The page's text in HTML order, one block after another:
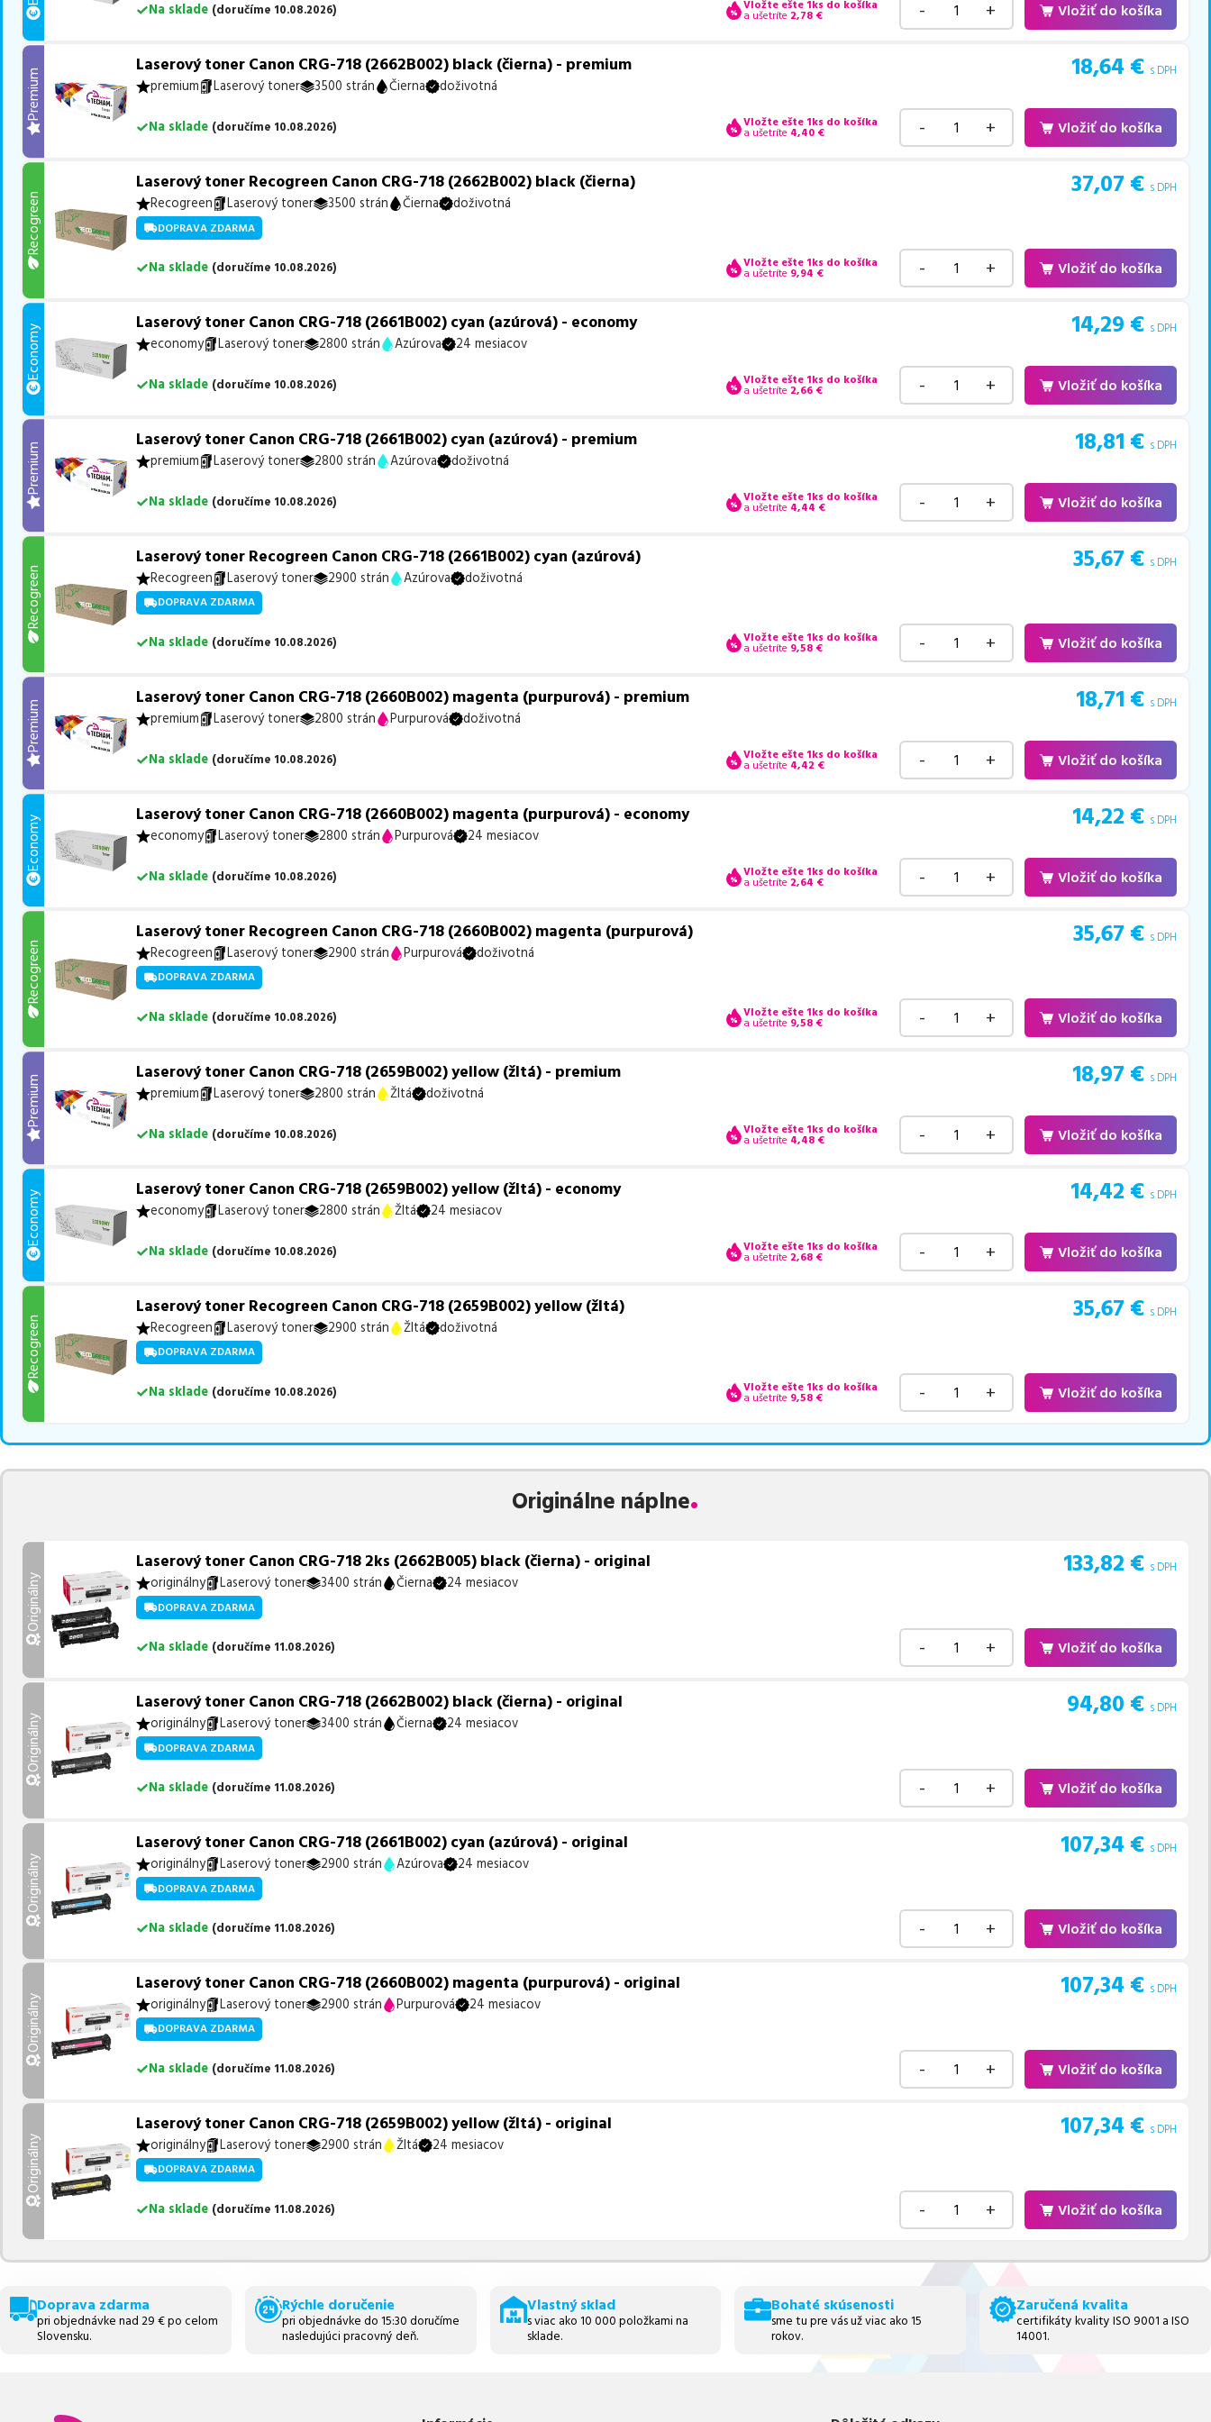
Na sklade (doručíme 10.08.2026) Vložte ešte 1ks do košíka
a ušetríte 2,78 € - + Vložiť do košíka
Premium
Laserový toner Canon CRG-718 (2662B002) black (čierna) - premium 18,64 € s DPH
premium Laserový toner 3500 strán Čierna doživotná
Na sklade (doručíme 10.08.2026) Vložte ešte 1ks do košíka
a ušetríte 4,40 € - + Vložiť do košíka
Recogreen
Laserový toner Recogreen Canon CRG-718 (2662B002) black (čierna) 37,07 € s DPH
Recogreen Laserový toner 3500 strán Čierna doživotná
DOPRAVA ZDARMA
Na sklade (doručíme 10.08.2026) Vložte ešte 1ks do košíka
a ušetríte 9,94 € - + Vložiť do košíka
Economy
Laserový toner Canon CRG-718 (2661B002) cyan (azúrová) - economy 14,29 € s DPH
economy Laserový toner 2800 strán Azúrova 24 mesiacov
Na sklade (doručíme 10.08.2026) Vložte ešte 1ks do košíka
a ušetríte 2,66 € - + Vložiť do košíka
Premium
Laserový toner Canon CRG-718 (2661B002) cyan (azúrová) - premium 18,81 € s DPH
premium Laserový toner 2800 strán Azúrova doživotná
Na sklade (doručíme 10.08.2026) Vložte ešte 1ks do košíka
a ušetríte 4,44 € - + Vložiť do košíka
Recogreen
Laserový toner Recogreen Canon CRG-718 (2661B002) cyan (azúrová) 35,67 € s DPH
Recogreen Laserový toner 2900 strán Azúrova doživotná
DOPRAVA ZDARMA
Na sklade (doručíme 10.08.2026) Vložte ešte 1ks do košíka
a ušetríte 9,58 € - + Vložiť do košíka
Premium
Laserový toner Canon CRG-718 (2660B002) magenta (purpurová) - premium 18,71 € s DPH
premium Laserový toner 2800 strán Purpurová doživotná
Na sklade (doručíme 10.08.2026) Vložte ešte 1ks do košíka
a ušetríte 4,42 € - + Vložiť do košíka
Economy
Laserový toner Canon CRG-718 (2660B002) magenta (purpurová) - economy 14,22 € s DPH
economy Laserový toner 2800 strán Purpurová 24 mesiacov
Na sklade (doručíme 10.08.2026) Vložte ešte 1ks do košíka
a ušetríte 2,64 € - + Vložiť do košíka
Recogreen
Laserový toner Recogreen Canon CRG-718 (2660B002) magenta (purpurová) 35,67 € s DPH
Recogreen Laserový toner 2900 strán Purpurová doživotná
DOPRAVA ZDARMA
Na sklade (doručíme 10.08.2026) Vložte ešte 1ks do košíka
a ušetríte 9,58 € - + Vložiť do košíka
Premium
Laserový toner Canon CRG-718 (2659B002) yellow (žltá) - premium 18,97 € s DPH
premium Laserový toner 2800 strán Žltá doživotná
Na sklade (doručíme 10.08.2026) Vložte ešte 1ks do košíka
a ušetríte 4,48 € - + Vložiť do košíka
Economy
Laserový toner Canon CRG-718 (2659B002) yellow (žltá) - economy 14,42 € s DPH
economy Laserový toner 2800 strán Žltá 24 mesiacov
Na sklade (doručíme 10.08.2026) Vložte ešte 1ks do košíka
a ušetríte 2,68 € - + Vložiť do košíka
Recogreen
Laserový toner Recogreen Canon CRG-718 (2659B002) yellow (žltá) 35,67 € s DPH
Recogreen Laserový toner 2900 strán Žltá doživotná
DOPRAVA ZDARMA
Na sklade (doručíme 10.08.2026) Vložte ešte 1ks do košíka
a ušetríte 9,58 € - + Vložiť do košíka
Originálne náplne
Originálny
Laserový toner Canon CRG-718 2ks (2662B005) black (čierna) - original 133,82 € s DPH
originálny Laserový toner 3400 strán Čierna 24 mesiacov
DOPRAVA ZDARMA
Na sklade (doručíme 11.08.2026) - + Vložiť do košíka
Originálny
Laserový toner Canon CRG-718 (2662B002) black (čierna) - original 94,80 € s DPH
originálny Laserový toner 3400 strán Čierna 24 mesiacov
DOPRAVA ZDARMA
Na sklade (doručíme 11.08.2026) - + Vložiť do košíka
Originálny
Laserový toner Canon CRG-718 (2661B002) cyan (azúrová) - original 107,34 € s DPH
originálny Laserový toner 2900 strán Azúrova 24 mesiacov
DOPRAVA ZDARMA
Na sklade (doručíme 11.08.2026) - + Vložiť do košíka
Originálny
Laserový toner Canon CRG-718 (2660B002) magenta (purpurová) - original 107,34 € s DPH
originálny Laserový toner 2900 strán Purpurová 24 mesiacov
DOPRAVA ZDARMA
Na sklade (doručíme 11.08.2026) - + Vložiť do košíka
Originálny
Laserový toner Canon CRG-718 (2659B002) yellow (žltá) - original 107,34 € s DPH
originálny Laserový toner 2900 strán Žltá 24 mesiacov
DOPRAVA ZDARMA
Na sklade (doručíme 11.08.2026) - + Vložiť do košíka
Doprava zdarma
pri objednávke nad 29 € po celom
Slovensku.
Rýchle doručenie
pri objednávke do 15:30 doručíme
nasledujúci pracovný deň.
Vlastný sklad
s viac ako 10 000 položkami na
sklade.
Bohaté skúsenosti
sme tu pre vás už viac ako 15
rokov.
Zaručená kvalita
certifikáty kvality ISO 9001 a ISO
14001.